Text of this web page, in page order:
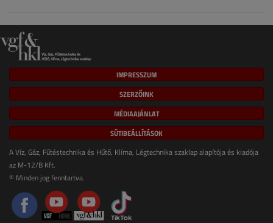
IMPRESSZUM
SZERZŐINK
MÉDIAAJÁNLAT
SÜTIBEÁLLÍTÁSOK
A Víz, Gáz, Fűtéstechnika és Hűtő, Klíma, Légtechnika szaklap alapítója és kiadója
az M-12/B Kft.
© Minden jog fenntartva.